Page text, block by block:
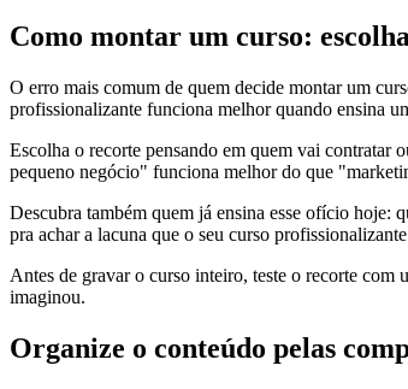
Como montar um curso:
O erro mais comum de quem decide montar um
profissionalizante funciona melhor quando ensina
Escolha o recorte pensando em quem vai contratar
pequeno negócio" funciona melhor do que
Descubra também quem já ensina esse ofício hoje:
pra achar a lacuna que o seu curso
Antes de gravar o curso inteiro, teste o recorte
imaginou.
Organize o conteúdo pelas